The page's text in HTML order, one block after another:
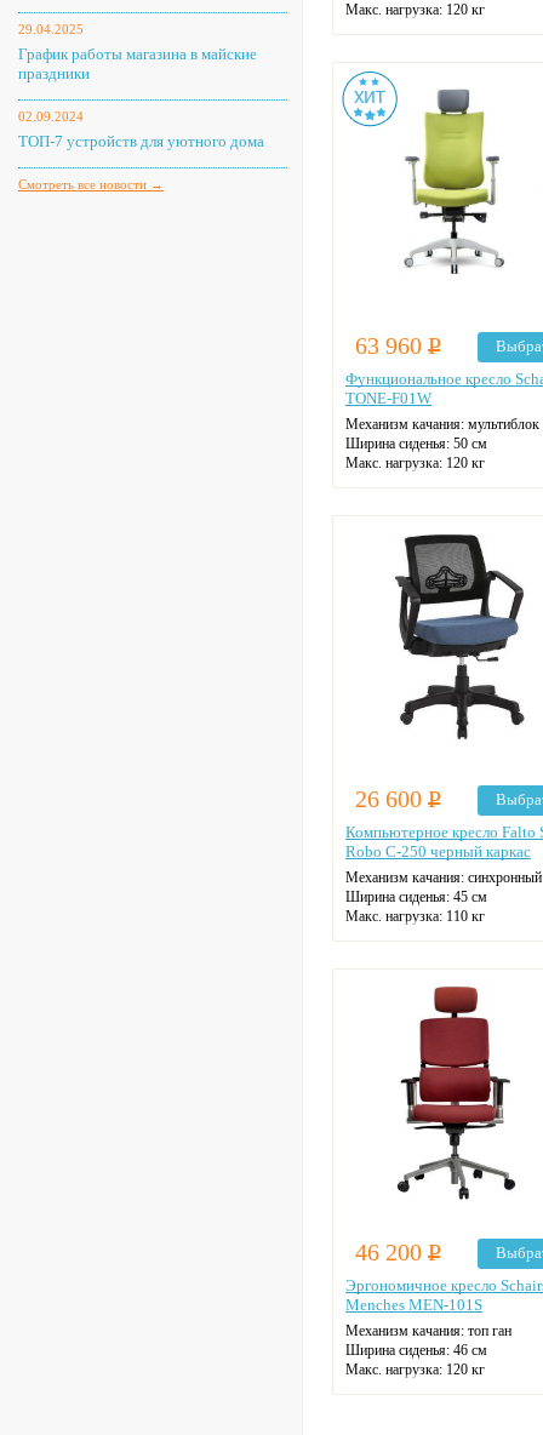
29.04.2025
График работы магазина в майские
праздники
02.09.2024
ТОП-7 устройств для уютного дома
Смотреть все новости →
Макс. нагрузка: 120 кг
Регулировка высоты
Крестовина: пластиковая
Цвет: на выбор
63 960 Р
Функциональное кресло
TONE-F01W
Механизм качания: мультиблок
Ширина сиденья: 50 см
Макс. нагрузка: 120 кг
Регулировка высоты: газлифт
Крестовина: пластиковая
Цвет: на выбор
26 600 Р
Компьютерное кресло Falto
Robo C-250 черный каркас
Механизм качания: синхронный
Ширина сиденья: 45 см
Макс. нагрузка: 110 кг
Крестовина: пластиковая
Цвет: на выбор
46 200 Р
Эргономичное кресло
Menches MEN-101S
Механизм качания: топ ган
Ширина сиденья: 46 см
Макс. нагрузка: 120 кг